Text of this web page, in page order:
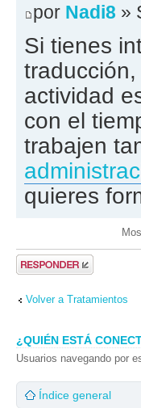
por Nadi8 »
Si tienes
actividad
con el
trabajen
quieres
Publicar una
respuesta
Volver a Tratamientos
¿QUIÉN ESTÁ
Usuarios navegando por
Índice general